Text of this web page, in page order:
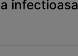
infectioasa